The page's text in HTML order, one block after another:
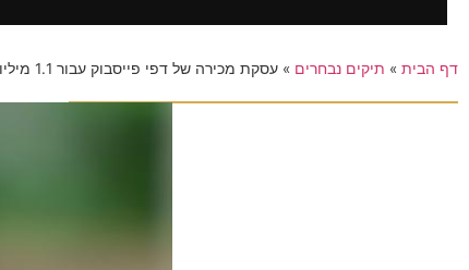
דף הבית » תיקים נבחרים » עסקת מכירה של דפי פייסבוק עבור 1.1 מיליון דולר